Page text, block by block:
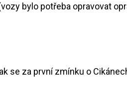
bylo potřeba opravovat
se za první zmínku o